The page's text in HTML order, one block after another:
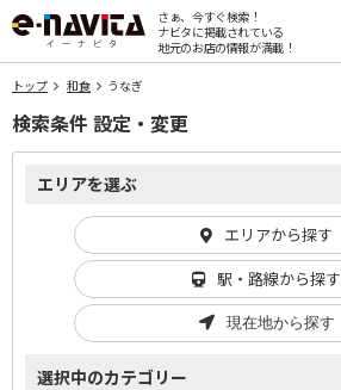
さぁ、今すぐ検索！
ナビタに掲載されている
地元のお店の情報が満載！
トップ 和食 うなぎ
検索条件 設定・変更
エリアを選ぶ
エリアから探す
駅・路線から探す
現在地から探す
選択中のカテゴリー